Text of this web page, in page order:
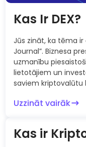
Kas Ir DEX?
Jūs zināt, ka tēma
Journal”. Biznesa
uzmanību
lietotājiem un
saviem kriptovalūtu
Uzzināt vairāk
Kas ir